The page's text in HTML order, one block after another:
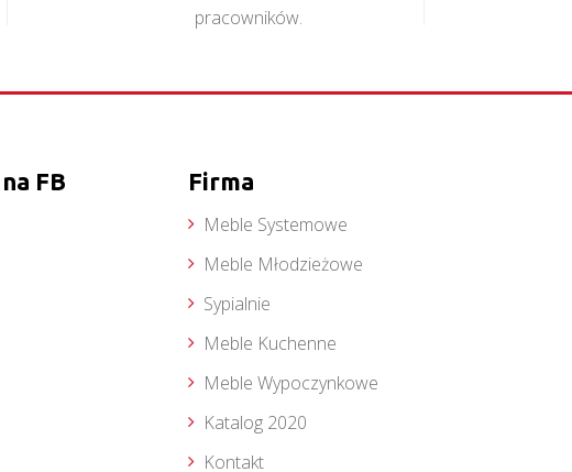
pracowników.
FB Firma
Meble Systemowe
Meble Młodzieżowe
Sypialnie
Meble Kuchenne
Meble Wypoczynkowe
Katalog 2020
Kontakt